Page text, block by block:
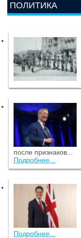
ПОЛИТИКА
после признаков...
Подробнее...
Подробнее...